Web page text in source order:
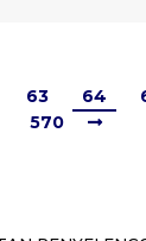
63 64
570